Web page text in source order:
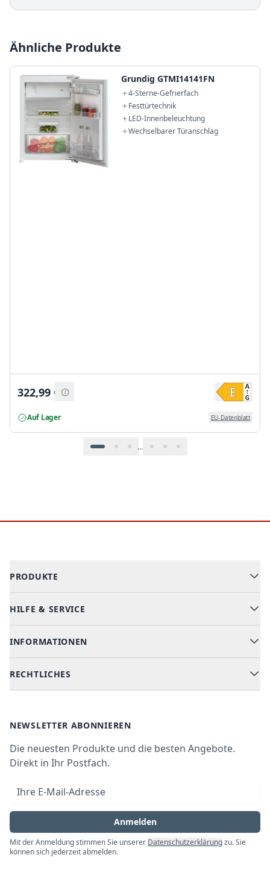
Ähnliche Produkte
Grundig GTMI14141FN
4-Sterne-Gefrierfach
Festtürtechnik
LED-Innenbeleuchtung
Wechselbarer Türanschlag
322,99 €
Auf Lager EU-Datenblatt
…
PRODUKTE
Alle Kategorien
Kühlen & Gefrieren
HILFE & SERVICE
Hilfe & FAQ
INFORMATIONEN
Über uns
RECHTLICHES
Datenschutz
Widerrufsrecht
Impressum
NEWSLETTER ABONNIEREN
Die neuesten Produkte und die besten Angebote.
Direkt in Ihr Postfach.
E-Mail-Adresse
Anmelden
Mit der Anmeldung stimmen Sie unserer Datenschutzerklärungzu. Sie
können sich jederzeit abmelden.